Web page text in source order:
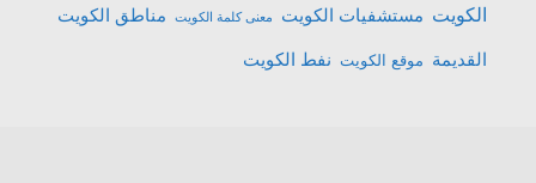
الكويت مستشفيات الكويت معنى كلمة الكويت مناطق الكويت
القديمة موقع الكويت نفط الكويت